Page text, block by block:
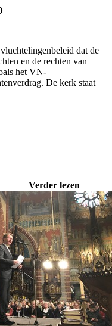
dat de
en de rechten van
het VN-
. De kerk staat
Verder lezen